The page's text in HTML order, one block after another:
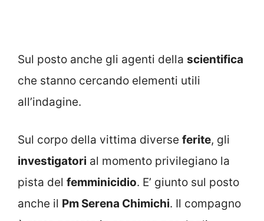
Sul posto anche gli agenti della scientifica
che stanno cercando elementi utili
all’indagine.
Sul corpo della vittima diverse ferite, gli
investigatori al momento privilegiano la
pista del femminicidio. E’ giunto sul posto
anche il Pm Serena Chimichi. Il compagno